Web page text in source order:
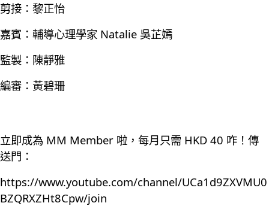
剪接：黎正怡
嘉賓：輔導心理學家 Natalie 吳芷嫣
監製：陳靜雅
編審：黃碧珊
立即成為 MM Member 啦，每月只需 HKD 40 咋！傳
送門：
https://www.youtube.com/channel/UCa1d9ZXVMU0
BZQRXZHt8Cpw/join